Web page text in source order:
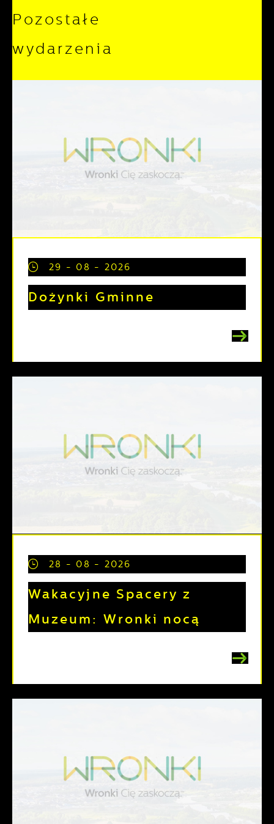
Pozostałe
wydarzenia
29 - 08 - 2026
Dożynki Gminne
28 - 08 - 2026
Wakacyjne Spacery z
Muzeum: Wronki nocą